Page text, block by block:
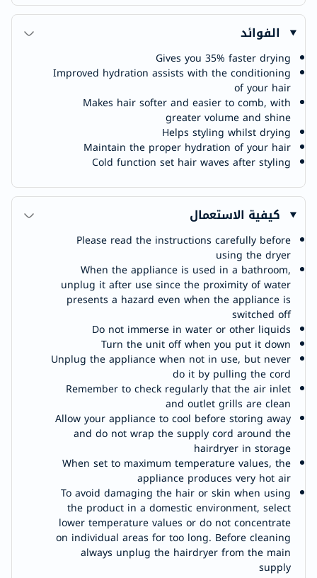
الفوائد
Gives you 35% faster drying
Improved hydration assists with the conditioning
of your hair
Makes hair softer and easier to comb, with
greater volume and shine
Helps styling whilst drying
Maintain the proper hydration of your hair
Cold function set hair waves after styling
كيفية الاستعمال
Please read the instructions carefully before
using the dryer
When the appliance is used in a bathroom,
unplug it after use since the proximity of water
presents a hazard even when the appliance is
switched off
Do not immerse in water or other liquids
Turn the unit off when you put it down
Unplug the appliance when not in use, but never
do it by pulling the cord
Remember to check regularly that the air inlet
and outlet grills are clean
Allow your appliance to cool before storing away
and do not wrap the supply cord around the
hairdryer in storage
When set to maximum temperature values, the
appliance produces very hot air
To avoid damaging the hair or skin when using
the product in a domestic environment, select
lower temperature values or do not concentrate
on individual areas for too long. Before cleaning
always unplug the hairdryer from the main
supply